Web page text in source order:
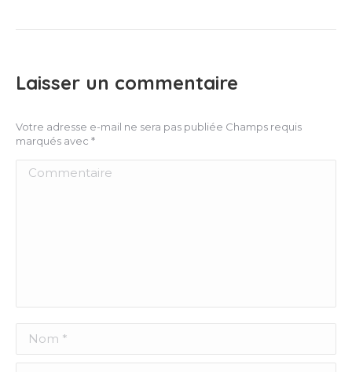
Laisser un commentaire
Votre adresse e-mail ne sera pas publiée Champs requis
marqués avec *
Commentaire
Nom *